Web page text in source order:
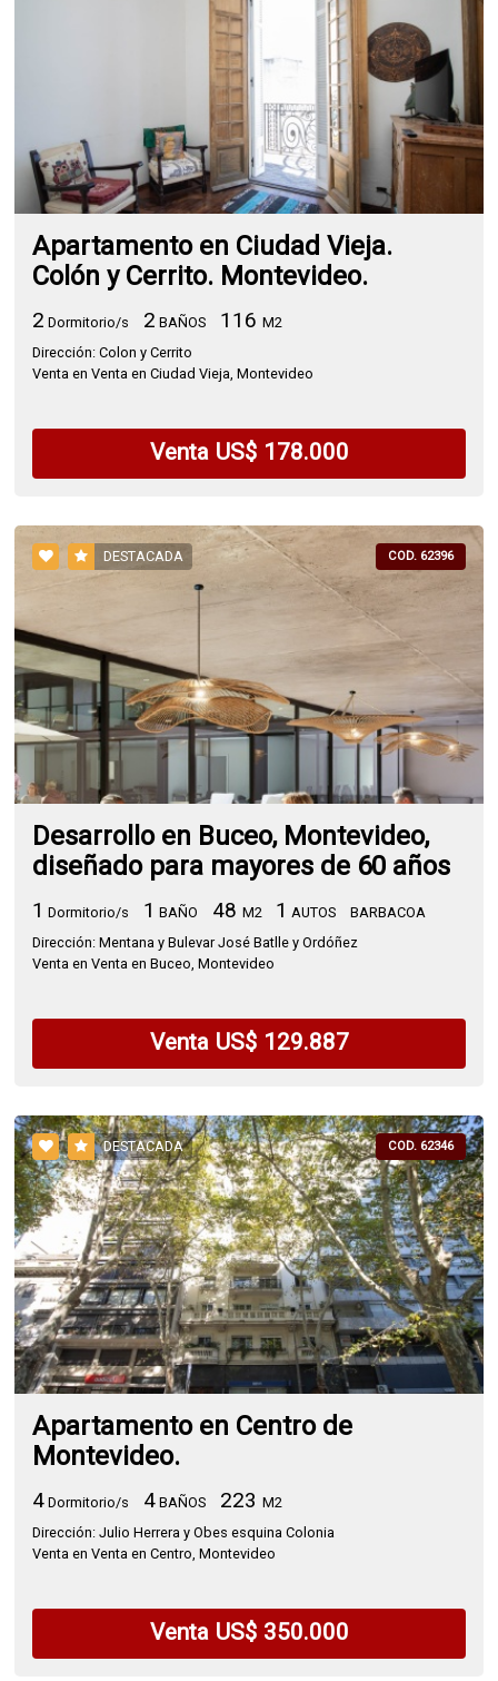
Apartamento en Ciudad Vieja.
Colón y Cerrito. Montevideo.
2 Dormitorio/s 2 BAÑOS 116 M2
Dirección: Colon y Cerrito
Venta en Venta en Ciudad Vieja, Montevideo
Venta US$ 178.000
DESTACADA COD. 62396
Desarrollo en Buceo, Montevideo,
diseñado para mayores de 60 años
1 Dormitorio/s 1 BAÑO 48 M2 1 AUTOS
BARBACOA
Dirección: Mentana y Bulevar José Batlle y Ordóñez
Venta en Venta en Buceo, Montevideo
Venta US$ 129.887
DESTACADA COD. 62346
Apartamento en Centro de
Montevideo.
4 Dormitorio/s 4BAÑOS 223 M2
Dirección: Julio Herrera y Obes esquina Colonia
Venta en Venta en Centro, Montevideo
Venta US$ 350.000